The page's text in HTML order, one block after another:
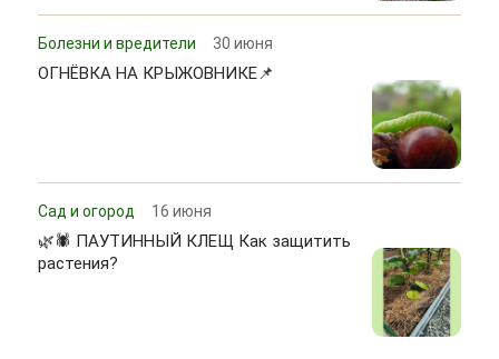
Болезни и вредители 30 июня
ОГНЁВКА НА КРЫЖОВНИКЕ📌
Сад и огород 16 июня
🌿🕷 ПАУТИННЫЙ КЛЕЩ Как защитить
растения?